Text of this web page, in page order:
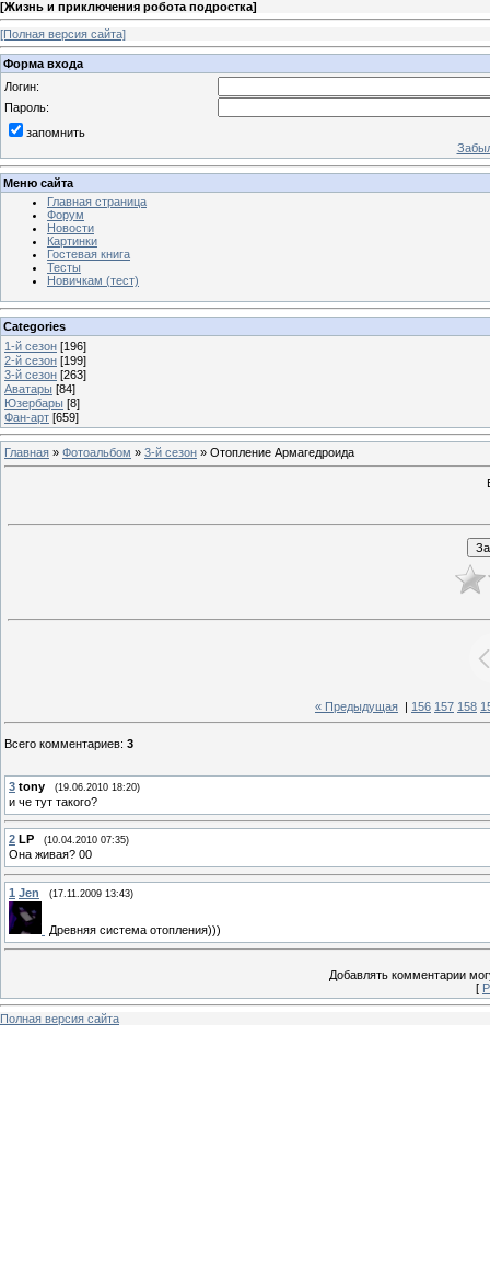
[Жизнь и приключения робота подростка]
[Полная версия сайта]
Форма входа
Логин:
Пароль:
запомнить
Меню сайта
Главная страница
Форум
Новости
Картинки
Гостевая книга
Тесты
Новичкам (тест)
Categories
1-й сезон [196]
2-й сезон [199]
3-й сезон [263]
Аватары [84]
Юзербары [8]
Фан-арт [659]
Главная » Фотоальбом » 3-й сезон » Отопление Армагедроида
« Предыдущая | 156 157 158
Всего комментариев: 3
3 tony (19.06.2010 18:20)
и че тут такого?
2 LP (10.04.2010 07:35)
Она живая? 00
1 Jen (17.11.2009 13:43)
Древняя система отопления)))
Добавлять комментарии
[
Полная версия сайта